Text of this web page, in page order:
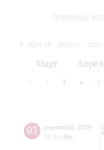
Творческие
2019/20 2020/21
Март
2 3 4 5
03 сентября 2019
18:30 Вт